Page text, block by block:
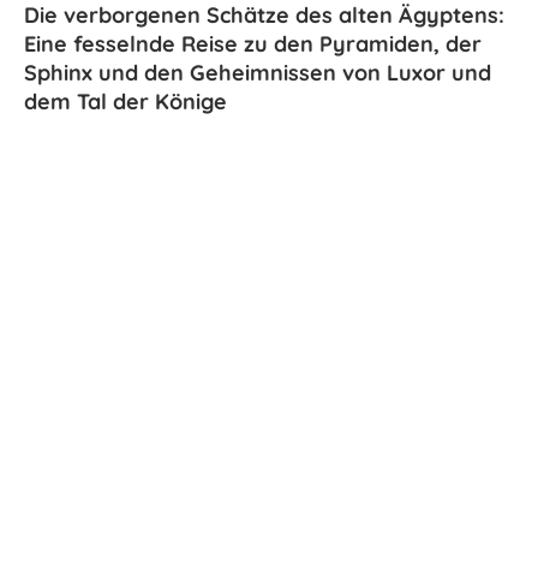
Die verborgenen Schätze des alten Ägyptens:
Eine fesselnde Reise zu den Pyramiden, der
Sphinx und den Geheimnissen von Luxor und
dem Tal der Könige